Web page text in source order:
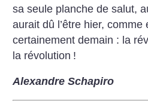
sa seule planche de salut,
aurait dû l’être hier, comme
certainement demain : la
la révolution !
Alexandre Schapiro